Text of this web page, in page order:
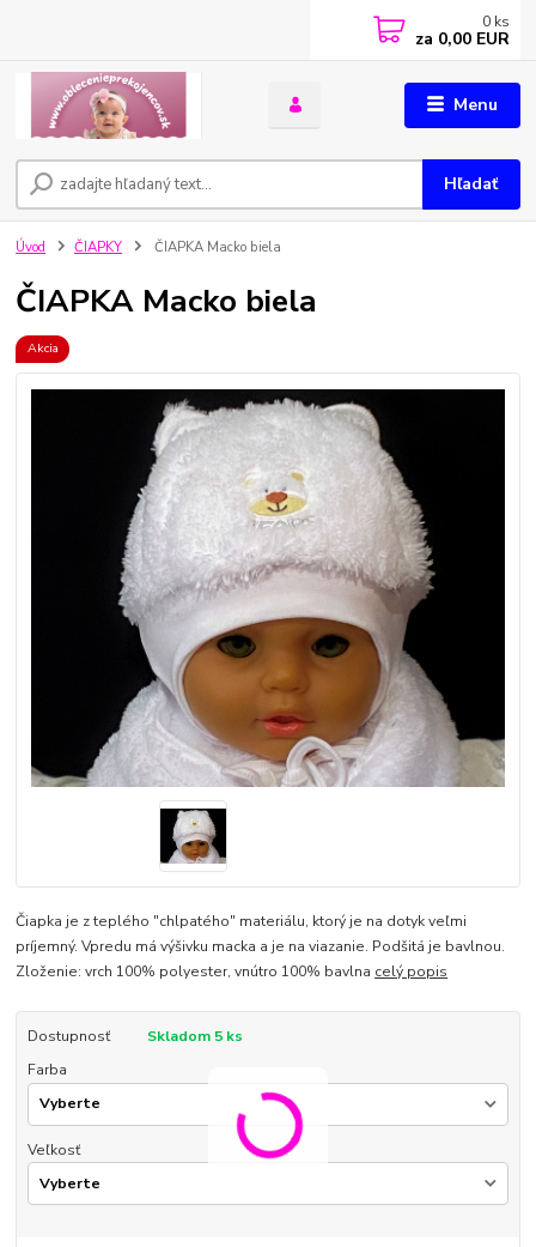
Menu
Hľadať
0 ks
za 0,00 EUR
Úvod ČIAPKY ČIAPKA Macko biela
ČIAPKA Macko biela
Akcia
Čiapka je z teplého "chlpatého" materiálu, ktorý je na dotyk veľmi
príjemný. Vpredu má výšivku macka a je na viazanie. Podšitá je bavlnou.
Zloženie: vrch 100% polyester, vnútro 100% bavlna celý popis
Dostupnosť
Skladom 5 ks
Farba
Veľkosť